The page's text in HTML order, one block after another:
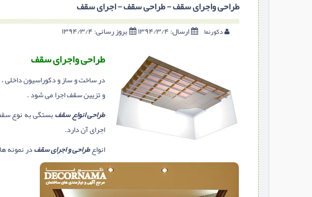
طراحی واجرای سقف - طراحی سقف - اجرای سقف
دکورنما ارسال:۱۳۹۴/۳/۴ بروز رسانی:
طراحی واجرای سقف
در ساخت و ساز و دکوراسیون
و تزیین سقف اجرا می شود .
طراحی انواع سقفبستگی به نوع
اجرای آن دارد.
انواعطراحی و اجرای سقفدر نمونه